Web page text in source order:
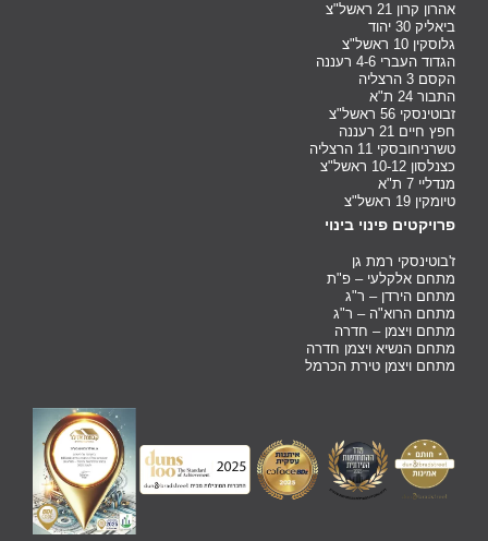
אהרון קרון 21 ראשל"צ
ביאליק 30 יהוד
גלוסקין 10 ראשל"צ
הגדוד העברי 4-6 רעננה
הקסם 3 הרצליה
התבור 24 ת"א
זבוטינסקי 56 ראשל"צ
חפץ חיים 21 רעננה
טשרניחובסקי 11 הרצליה
כצנלסון 10-12 ראשל"צ
מנדליי 7 ת"א
טיומקין 19 ראשל"צ
פרויקטים פינוי בינוי
ז'בוטינסקי רמת גן
מתחם אלקלעי – פ"ת
מתחם הירדן – ר"ג
מתחם הרוא"ה – ר"ג
מתחם ויצמן – חדרה
מתחם הנשיא ויצמן חדרה
מתחם ויצמן טירת הכרמל